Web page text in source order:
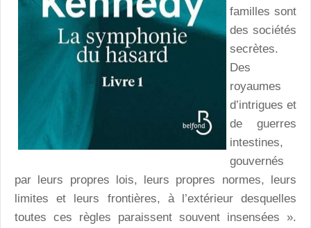
familles sont
des sociétés
secrètes.
Des
royaumes
d’intrigues et
de guerres
intestines,
gouvernés
par leurs propres lois, leurs propres normes, leurs
limites et leurs frontières, à l’extérieur desquelles
toutes ces règles paraissent souvent insensées ».